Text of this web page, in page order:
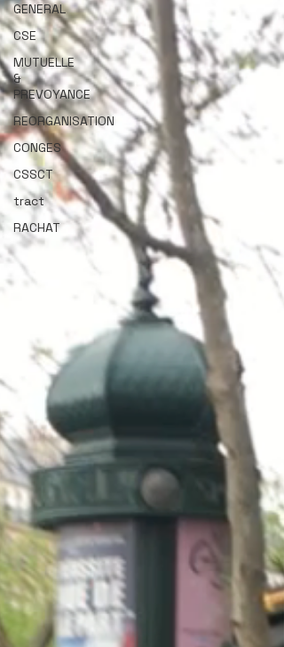
GENERAL
CSE
MUTUELLE
&
PREVOYANCE
REORGANISATION
CONGES
CSSCT
tract
RACHAT